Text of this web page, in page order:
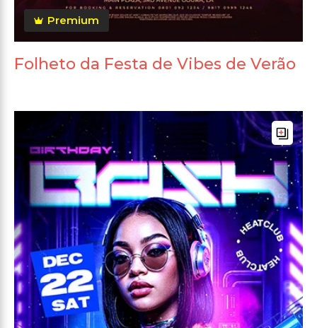
Premium
Folheto da Festa de Vibes de Verão